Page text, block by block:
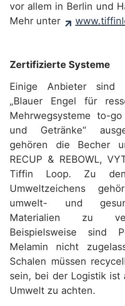
vor allem in Berlin und
Mehr unter
Zertifizierte Systeme
Einige Anbieter sind
„Blauer Engel für
Mehrwegsysteme to-
und Getränke“
gehören die Becher
RECUP & REBOWL,
Tiffin Loop. Zu
Umweltzeichens
umwelt- und
Materialien zu
Beispielsweise sind
Melamin nicht
Schalen müssen
sein, bei der Logistik ist
Umwelt zu achten.